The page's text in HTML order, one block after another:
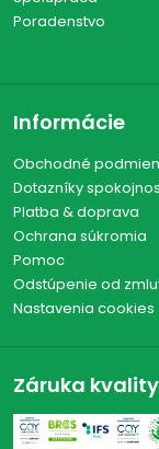
Poradenstvo
Informácie
Obchodné
Dotazníky
Platba & doprava
Ochrana súkromia
Pomoc
Odstúpenie od
Nastavenia cookies
Záruka kvality